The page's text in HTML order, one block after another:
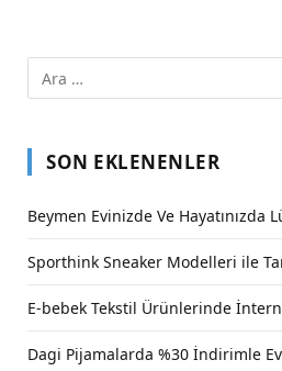
SON EKLENENLER
Beymen Evinizde Ve Hayatınızda
Sporthink Sneaker Modelleri ile
E-bebek Tekstil Ürünlerinde
Dagi Pijamalarda %30 İndirimle